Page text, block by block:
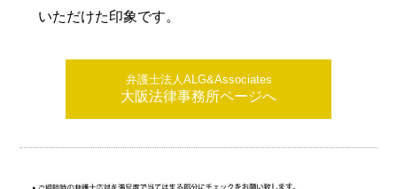
いただけた印象です。
弁護士法人ALG&Associates
大阪法律事務所ページへ